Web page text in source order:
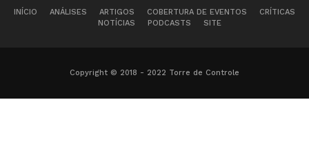
INÍCIO ANÁLISES ARTIGOS COBERTURA DE EVENTOS
CRÍTICAS
NOTÍCIAS
PODCASTS SITE
Copyright © 2018 - 2022 Torre de Controle